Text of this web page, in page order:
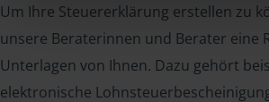
Um Ihre Steuererklärung erstellen zu
unsere Beraterinnen und Berater eine
Unterlagen von Ihnen. Dazu gehört
elektronische